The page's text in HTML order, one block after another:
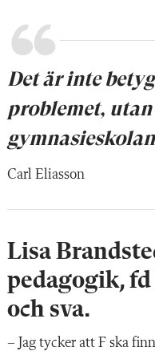
Det är inte
problemet,
Carl Eliasson
Lisa
pedagogik,
och sva.
– Jag tycker att F ska